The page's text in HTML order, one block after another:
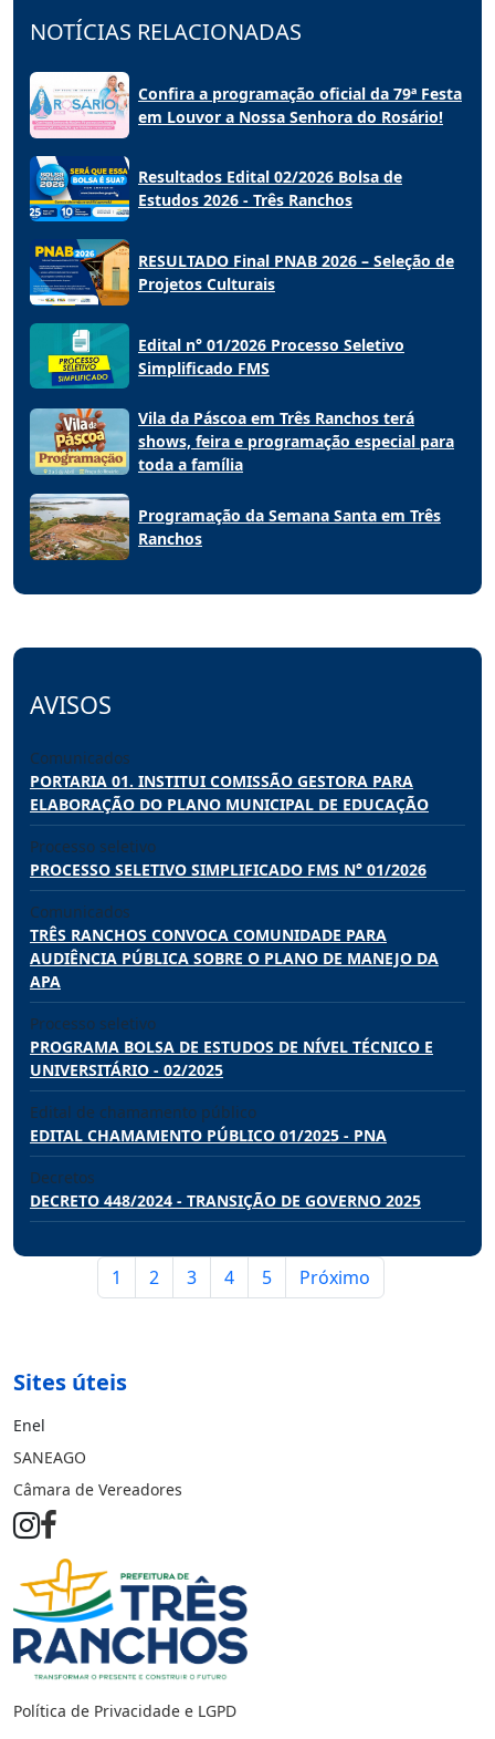
NOTÍCIAS RELACIONADAS
Confira a programação oficial da 79ª Festa
em Louvor a Nossa Senhora do Rosário!
Resultados Edital 02/2026 Bolsa de
Estudos 2026 - Três Ranchos
RESULTADO Final PNAB 2026 – Seleção de
Projetos Culturais
Edital n° 01/2026 Processo Seletivo
Simplificado FMS
Vila da Páscoa em Três Ranchos terá
shows, feira e programação especial para
toda a família
Programação da Semana Santa em Três
Ranchos
AVISOS
Comunicados
PORTARIA 01. INSTITUI COMISSÃO GESTORA PARA
ELABORAÇÃO DO PLANO MUNICIPAL DE EDUCAÇÃO
Processo seletivo
PROCESSO SELETIVO SIMPLIFICADO FMS N° 01/2026
Comunicados
TRÊS RANCHOS CONVOCA COMUNIDADE PARA
AUDIÊNCIA PÚBLICA SOBRE O PLANO DE MANEJO DA
APA
Processo seletivo
PROGRAMA BOLSA DE ESTUDOS DE NÍVEL TÉCNICO E
UNIVERSITÁRIO - 02/2025
Edital de chamamento público
EDITAL CHAMAMENTO PÚBLICO 01/2025 - PNA
Decretos
DECRETO 448/2024 - TRANSIÇÃO DE GOVERNO 2025
1 2 3 4 5 Próximo
Sites úteis
Enel
SANEAGO
Câmara de Vereadores
Política de Privacidade e LGPD